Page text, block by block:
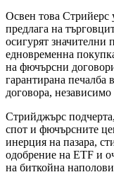
Освен това Стрийерс
предлага на
осигурят значителни
едновременна
на фючърсни
гарантирана печалба
договора,
Стрийджърс
спот и фючърсните
инерция на пазара,
одобрение на ETF и
на биткойна